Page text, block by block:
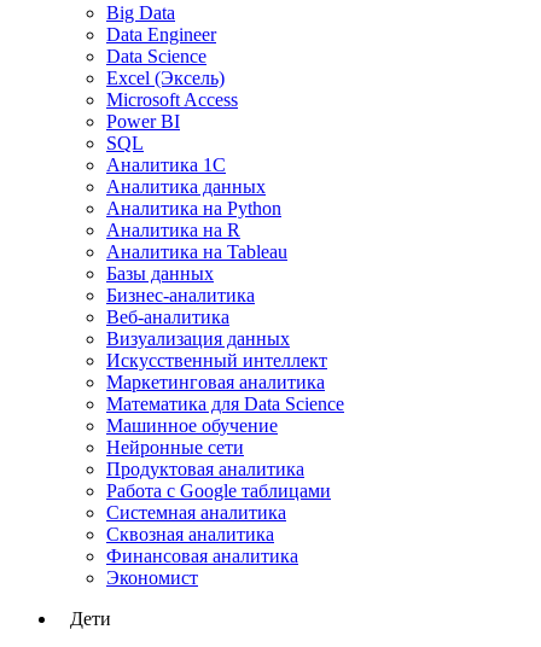
Big Data
Data Engineer
Data Science
Excel (Эксель)
Microsoft Access
Power BI
SQL
Аналитика 1C
Аналитика данных
Аналитика на Python
Аналитика на R
Аналитика на Tableau
Базы данных
Бизнес-аналитика
Веб-аналитика
Визуализация данных
Искусственный интеллект
Маркетинговая аналитика
Математика для Data Science
Машинное обучение
Нейронные сети
Продуктовая аналитика
Работа с Google таблицами
Системная аналитика
Сквозная аналитика
Финансовая аналитика
Экономист
Дети